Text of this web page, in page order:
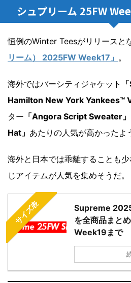
シュプリーム 25FW
恒例のWinter Teesがリリースと
リーム） 2025FW Week17」 。
海外ではバーシティジャケット
Hamilton New York Yankees™
ター 「Angora Script Sweater」
Hat」 あたりの人気が高かったよ
海外と日本では乖離することも
じアイテムが人気を集めそうだ。
サイズ表
Supreme
を全商品まと
Week19まで